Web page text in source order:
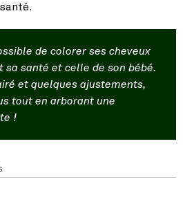
de colorer ses cheveux
sa santé et celle de son bébé.
et quelques ajustements,
tout en arborant une
!